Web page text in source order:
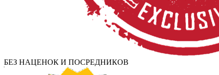
БЕЗ НАЦЕНОК И ПОСРЕДНИКОВ